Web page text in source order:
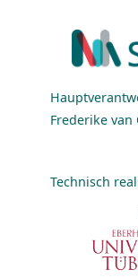
Frederike van
Technisch